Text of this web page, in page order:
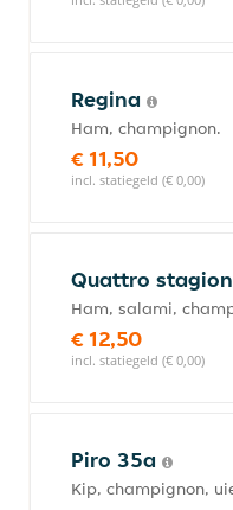
Regina
Ham, champignon.
€ 11,50
incl. statiegeld (€ 0,00)
Quattro
Ham, salami,
€ 12,50
incl. statiegeld (€ 0,00)
Piro 35a
Kip, champignon,